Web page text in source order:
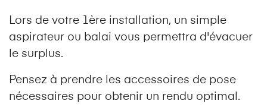
Lors de votre 1ère installation, un simple
aspirateur ou balai vous permettra d'évacuer
le surplus.
Pensez à prendre les accessoires de pose
nécessaires pour obtenir un rendu optimal.